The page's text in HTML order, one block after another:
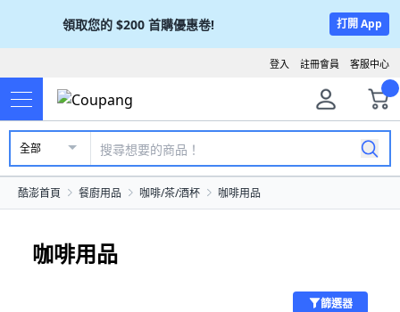
領取您的 $200 首購優惠卷! 打開 App
客服中心
註冊會員
登入
全部
酷澎首頁 餐廚用品 咖啡/茶/酒杯 咖啡用品
咖啡用品
篩選器